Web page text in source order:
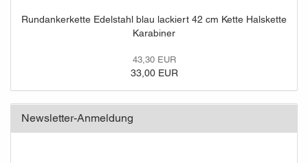
Rundankerkette Edelstahl blau lackiert 42 cm Kette Halskette
Karabiner
43,30 EUR
33,00 EUR
Newsletter-Anmeldung